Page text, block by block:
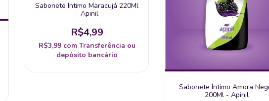
Sabonete Íntimo Maracujá 220Ml
- Apinil
R$4,99
R$3,99 com Transferência ou
depósito bancário
Sabonete Íntimo Amora
200Ml - Apinil